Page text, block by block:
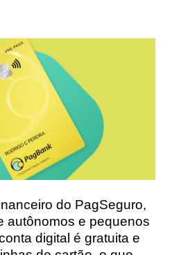
do PagSeguro,
autônomos e pequenos
digital é gratuita e